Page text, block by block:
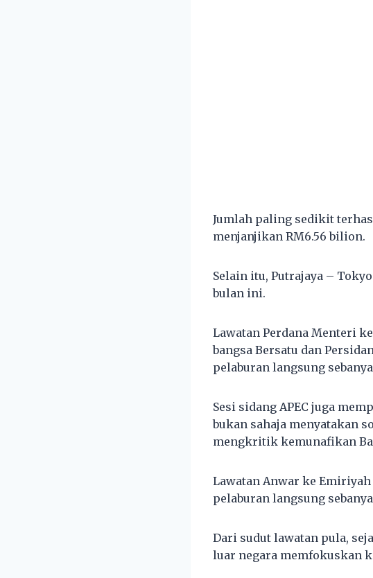
Jumlah paling sedikit
menjanjikan RM6.56 bilion.
Selain itu, Putrajaya –
bulan ini.
Lawatan Perdana Menteri
bangsa Bersatu dan
pelaburan langsung
Sesi sidang APEC juga
bukan sahaja menyatakan
mengkritik kemunafikan
Lawatan Anwar ke
pelaburan langsung
Dari sudut lawatan pula,
luar negara memfokuskan